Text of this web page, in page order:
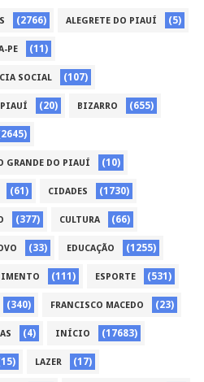
(2766) ALEGRETE DO PIAUÍ (5)
PE (11)
SOCIAL (107)
PIAUÍ (20) BIZARRO (655)
GRANDE DO PIAUÍ (10)
(61) CIDADES (1730)
(377) CULTURA (66)
(33) EDUCAÇÃO (1255)
(111) ESPORTE (531)
(340) FRANCISCO MACEDO (23)
(4) INÍCIO (17683)
LAZER (17)